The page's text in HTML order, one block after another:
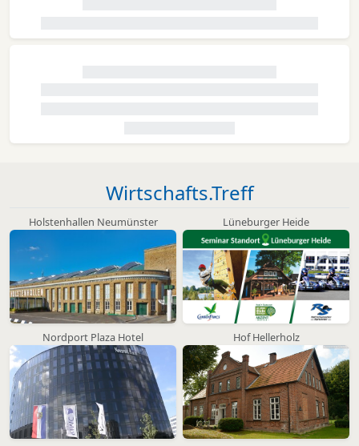
Wirtschafts.Treff
Holstenhallen Neumünster Lüneburger Heide
Nordport Plaza Hotel Hof Hellerholz